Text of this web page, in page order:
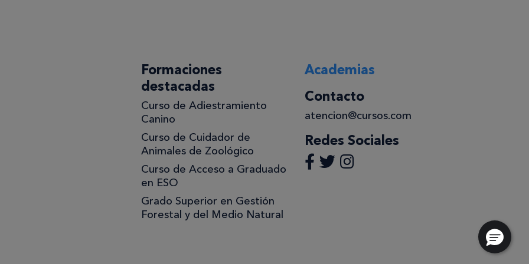
Formaciones
destacadas
Curso de Adiestramiento
Canino
Curso de Cuidador de
Animales de Zoológico
Curso de Acceso a Graduado
en ESO
Grado Superior en Gestión
Forestal y del Medio Natural
Academias
Contacto
atencion@cursos.com
Redes Sociales